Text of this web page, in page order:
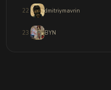
22 dmitriymavrin
23 BYN